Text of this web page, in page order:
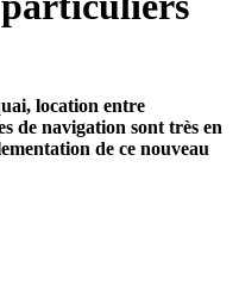
location entre
de navigation sont très en
de ce nouveau